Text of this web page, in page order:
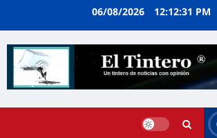
06/08/2026 12:12:32 PM